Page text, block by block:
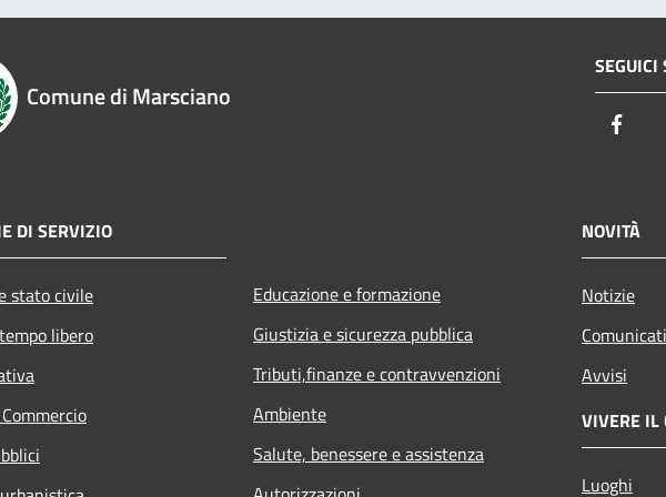
Comune di Marsciano
SEGUICI
DI SERVIZIO
stato civile
libero
Educazione e formazione
Giustizia e sicurezza pubblica
Tributi,finanze e contravvenzioni
Ambiente
Salute, benessere e assistenza
NOVITÀ
Notizie
Comunicati
Avvisi
VIVERE IL
Luoghi